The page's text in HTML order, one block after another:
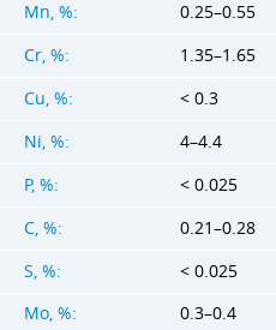
Mn, %:
0.25–0.55
Cr, %:
1.35–1.65
Cu, %:
< 0.3
Ni, %:
4–4.4
P, %:
< 0.025
C, %:
0.21–0.28
S, %:
< 0.025
Mo, %:
0.3–0.4